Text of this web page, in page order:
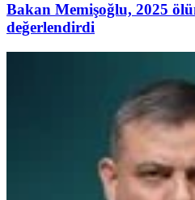
Bakan Memişoğlu, 2025
değerlendirdi